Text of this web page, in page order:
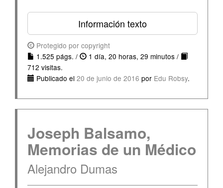
Información texto
Protegido por copyright
1.525 págs. /
1 día, 20 horas, 29 minutos /
712 visitas.
Publicado el 20 de junio de 2016 por Edu Robsy.
Joseph Balsamo,
Memorias de un Médico
Alejandro Dumas